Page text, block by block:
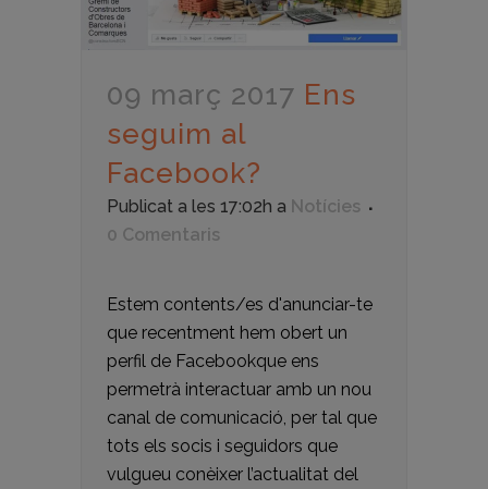
09 març 2017 Ens
seguim al
Facebook?
Publicat a les 17:02h a Notícies
0 Comentaris
Estem contents/es d'anunciar-te
que recentment hem obert un
perfil de Facebookque ens
permetrà interactuar amb un nou
canal de comunicació, per tal que
tots els socis i seguidors que
vulgueu conèixer l’actualitat del